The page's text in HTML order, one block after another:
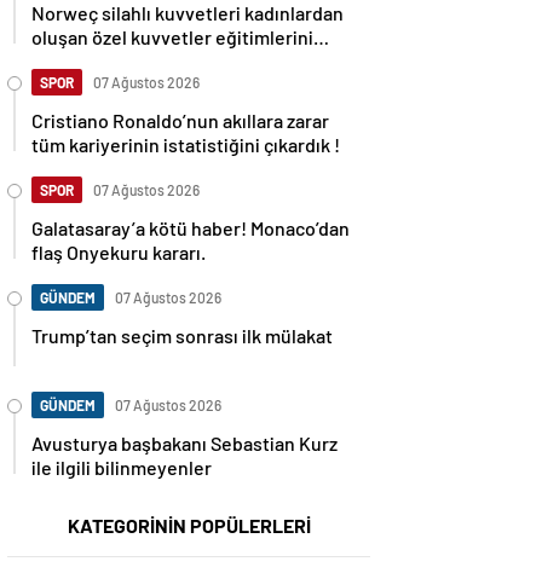
Norweç silahlı kuvvetleri kadınlardan
oluşan özel kuvvetler eğitimlerini
SPOR 07 Ağustos 2026
Cristiano Ronaldo’nun akıllara zarar
tüm kariyerinin istatistiğini çıkardık !
SPOR 07 Ağustos 2026
Galatasaray’a kötü haber! Monaco’dan
flaş Onyekuru kararı.
GÜNDEM 07 Ağustos 2026
Trump’tan seçim sonrası ilk mülakat
GÜNDEM 07 Ağustos 2026
Avusturya başbakanı Sebastian Kurz
ile ilgili bilinmeyenler
KATEGORİNİN POPÜLERLERİ